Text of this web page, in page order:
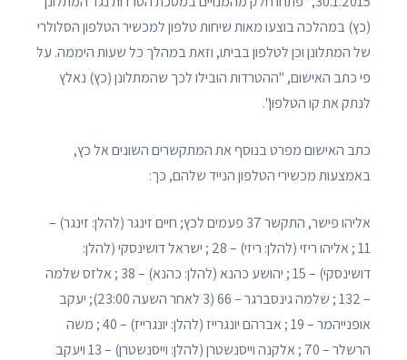
(כץ) במהלכה בוצעו מאות שיחות טלפון למכשיר הטלפון הסלולרי
של המתלונן וכן לטלפון בביתו, וזאת במהלך כל שעות היממה. על
פי כתב האישום, "ההטרדות הובילו לכך שהמתלונן (כץ) נאלץ
לנתק את קו הטלפון".
כתב האישום מפרט בנוסף את המתקשרים השונים אל כץ,
באמצעות מכשירי הטלפון הנייד שלהם, כך:
אליהו פישר, התקשר 37 פעמים לכץ; חיים זינגר (להלן: זינגר) –
11 ; אליהו ריזי (להלן: ריזי) – 28 ; ישראל דושינסקי (להלן:
דושינסקי) – 15 ; יהושע כהנא (להלן: כהנא) – 38 ; אלזס שלמה
– 132 ; שלמה גינסברגר – 66 (3 לאחר השעה 23:00); יעקב
אופנייהמר – 19 ; אברהם יונגרייז (להלן: יונגרייז) – 40 ; משה
הרשלר – 70 ; אלקנה וייסנשטרן (להלן: וייסנשטרן) – 13 ויעקב